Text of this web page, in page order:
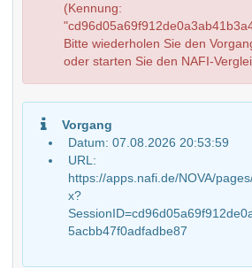
(Kennung:
Bitte wiederholen Sie den
oder starten Sie den NAFI-
Vorgang
Datum: 07.08.2026 20:53:59
URL:
https://apps.nafi.de/NOVA/
x?
5acbb47f0adfadbe87